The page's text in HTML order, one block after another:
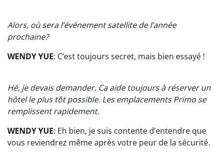
Alors, où sera l’événement satellite de l’année
prochaine?
WENDY YUE: C’est toujours secret, mais bien essayé !
Hé, je devais demander. Ca aide toujours à réserver un
hôtel le plus tôt possible. Les emplacements Primo se
remplissent rapidement.
WENDY YUE: Eh bien, je suis contente d’entendre que
vous reviendrez même après votre peur de la sécurité.